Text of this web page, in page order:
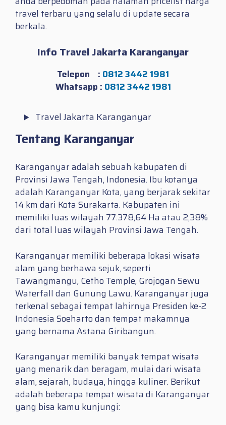
travel terbaru yang selalu di update secara
berkala.
Info Travel Jakarta Karanganyar
Telepon : 0812 3442 1981
Whatsapp : 0812 3442 1981
Travel Jakarta Karanganyar
Tentang Karanganyar
Karanganyar adalah sebuah kabupaten di
Provinsi Jawa Tengah, Indonesia. Ibu kotanya
adalah Karanganyar Kota, yang berjarak sekitar
14 km dari Kota Surakarta. Kabupaten ini
memiliki luas wilayah 77.378,64 Ha atau 2,38%
dari total luas wilayah Provinsi Jawa Tengah.
Karanganyar memiliki beberapa lokasi wisata
alam yang berhawa sejuk, seperti
Tawangmangu, Cetho Temple, Grojogan Sewu
Waterfall dan Gunung Lawu. Karanganyar juga
terkenal sebagai tempat lahirnya Presiden ke-2
Indonesia Soeharto dan tempat makamnya
yang bernama Astana Giribangun.
Karanganyar memiliki banyak tempat wisata
yang menarik dan beragam, mulai dari wisata
alam, sejarah, budaya, hingga kuliner. Berikut
adalah beberapa tempat wisata di Karanganyar
yang bisa kamu kunjungi: